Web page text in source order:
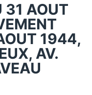
31 AOUT
1944,
AV.